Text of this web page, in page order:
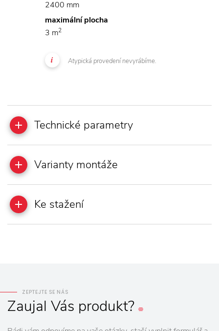
2400 mm
maximální plocha
3 m2
Atypická provedení nevyrábíme.
Technické parametry
Varianty montáže
Ke stažení
ZEPTEJTE SE NÁS
Zaujal Vás produkt?